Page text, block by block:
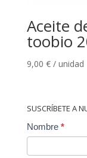
Aceite
toobio
9,00 € / unidad
SUSCRÍBETE A
Contact
Nombre *